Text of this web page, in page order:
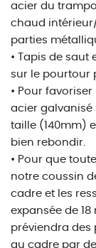
acier du
chaud
parties
• Tapis de saut
sur le pourtour
• Pour
acier galvanisé
taille (140mm)
bien rebondir.
• Pour que
notre coussin
cadre et les
expansée de
préviendra des
au cadre par